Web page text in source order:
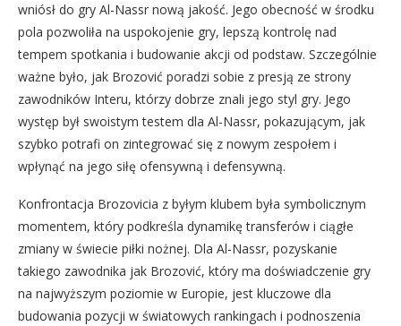
wniósł do gry Al-Nassr nową jakość. Jego obecność w środku
pola pozwoliła na uspokojenie gry, lepszą kontrolę nad
tempem spotkania i budowanie akcji od podstaw. Szczególnie
ważne było, jak Brozović poradzi sobie z presją ze strony
zawodników Interu, którzy dobrze znali jego styl gry. Jego
występ był swoistym testem dla Al-Nassr, pokazującym, jak
szybko potrafi on zintegrować się z nowym zespołem i
wpłynąć na jego siłę ofensywną i defensywną.
Konfrontacja Brozovicia z byłym klubem była symbolicznym
momentem, który podkreśla dynamikę transferów i ciągłe
zmiany w świecie piłki nożnej. Dla Al-Nassr, pozyskanie
takiego zawodnika jak Brozović, który ma doświadczenie gry
na najwyższym poziomie w Europie, jest kluczowe dla
budowania pozycji w światowych rankingach i podnoszenia